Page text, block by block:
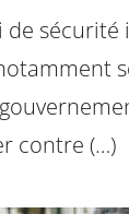
de sécurité
contre (…)